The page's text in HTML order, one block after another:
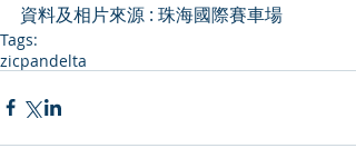
資料及相片來源 : 珠海國際賽車場
Tags:
zicpandelta